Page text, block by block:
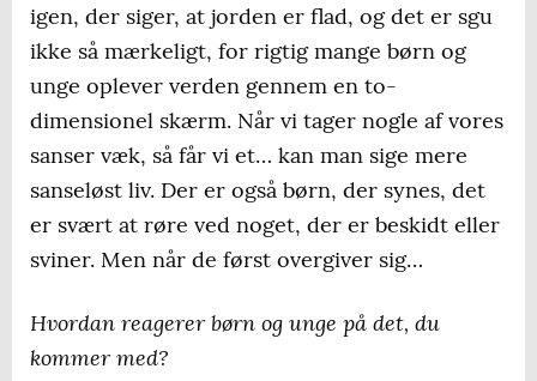
igen, der siger, at jorden er flad, og det er sgu
ikke så mærkeligt, for rigtig mange børn og
unge oplever verden gennem en to-
dimensionel skærm. Når vi tager nogle af vores
sanser væk, så får vi et… kan man sige mere
sanseløst liv. Der er også børn, der synes, det
er svært at røre ved noget, der er beskidt eller
sviner. Men når de først overgiver sig…
Hvordan reagerer børn og unge på det, du
kommer med?